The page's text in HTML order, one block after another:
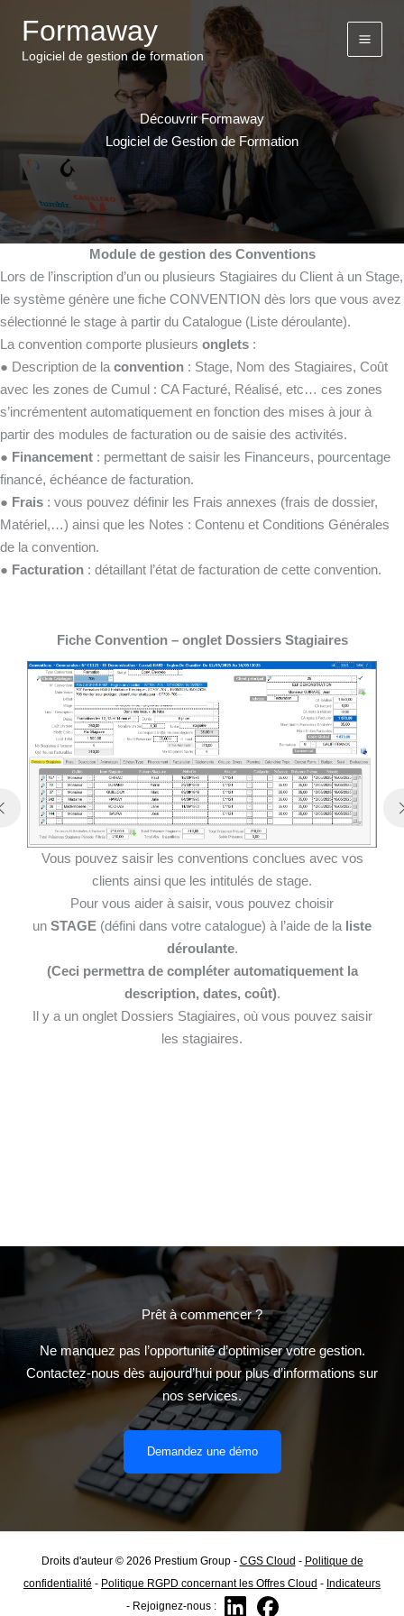
contenu
Formaway
Logiciel de gestion de formation
Découvrir Formaway
Logiciel de Gestion de Formation
Module de gestion des Conventions
Lors de l’inscription d’un ou plusieurs Stagiaires du Client à un Stage,
le système génère une fiche CONVENTION dès lors que vous avez
sélectionné le stage à partir du Catalogue (Liste déroulante).
La convention comporte plusieurs onglets :
● Description de la convention : Stage, Nom des Stagiaires, Coût
avec les zones de Cumul : CA Facturé, Réalisé, etc… ces zones
s’incrémentent automatiquement en fonction des mises à jour à
partir des modules de facturation ou de saisie des activités.
● Financement : permettant de saisir les Financeurs, pourcentage
financé, échéance de facturation.
● Frais : vous pouvez définir les Frais annexes (frais de dossier,
Matériel,…) ainsi que les Notes : Contenu et Conditions Générales
de la convention.
● Facturation : détaillant l’état de facturation de cette convention.
Fiche Convention – onglet Dossiers Stagiaires
Vous pouvez saisir les conventions conclues avec vos
clients ainsi que les intitulés de stage.
Pour vous aider à saisir, vous pouvez choisir
un STAGE (défini dans votre catalogue) à l’aide de la liste
déroulante.
(Ceci permettra de compléter automatiquement la
description, dates, coût).
Il y a un onglet Dossiers Stagiaires, où vous pouvez saisir
les stagiaires.
Prêt à commencer ?
Ne manquez pas l’opportunité d’optimiser votre gestion.
Contactez-nous dès aujourd’hui pour plus d’informations sur
nos services.
Demandez une démo
Droits d'auteur © 2026 Prestium Group - CGS Cloud - Politique de
confidentialité - Politique RGPD concernant les Offres Cloud - Indicateurs
- Rejoignez-nous :